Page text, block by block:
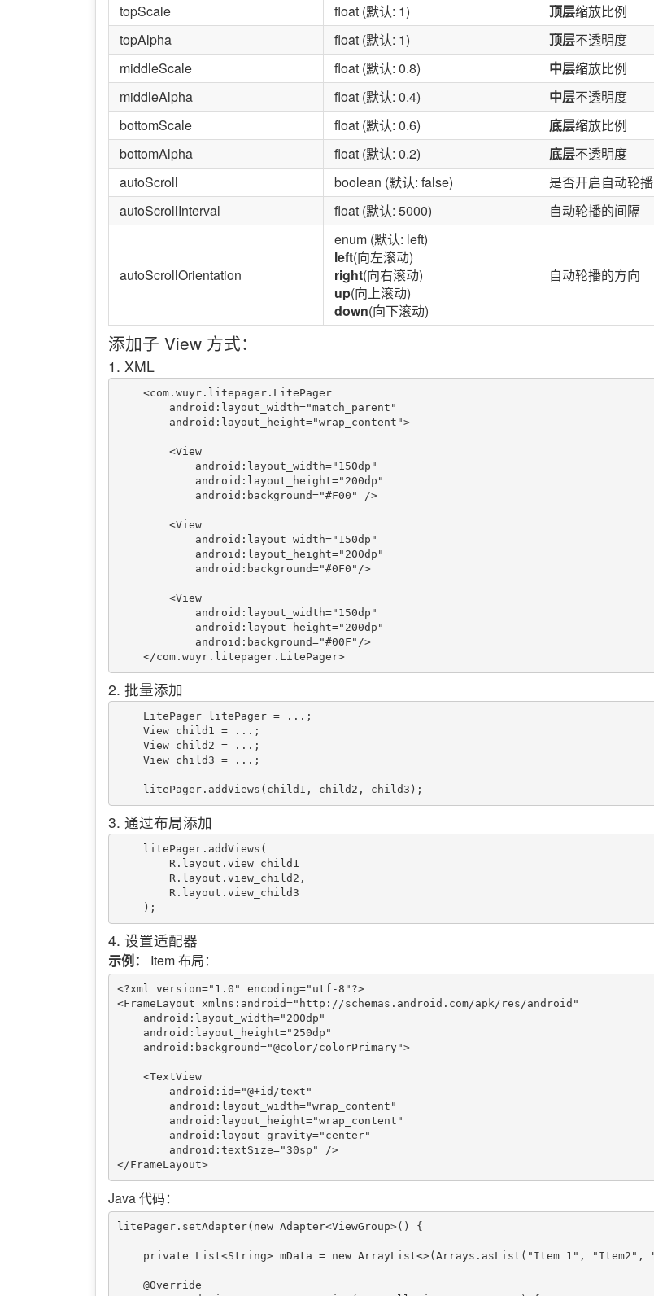
topScale
float (默认: 1) 顶层缩放比例
topAlpha
float (默认: 1) 顶层不透明度
middleScale
float (默认: 0.8) 中层缩放比例
middleAlpha
float (默认: 0.4) 中层不透明度
bottomScale
float (默认: 0.6) 底层缩放比例
bottomAlpha
float (默认: 0.2) 底层不透明度
autoScroll
boolean (默认: false)
是否开启自动轮播
autoScrollInterval
float (默认: 5000) 自动轮播的间隔
autoScrollOrientation
enum (默认: left)
left(向左滚动)
right(向右滚动)
up(向上滚动)
down(向下滚动)
自动轮播的方向
添加子 View 方式：
1. XML
    </com.wuyr.litepager.LitePager>
2. 批量添加
3. 通过布局添加
4. 设置适配器
示例： Item 布局：
<?xml version="1.0" encoding="utf-8"?>
<FrameLayout xmlns:android="http://schemas.android.com/apk/res/android"
</FrameLayout>
Java 代码：
litePager.setAdapter(new Adapter<ViewGroup>() {